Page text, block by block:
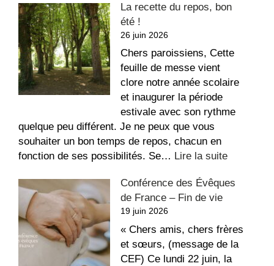
suite
dégradations
dans
l’église
Saint-
Étienne
La recette du repos, bon
été !
26 juin 2026
Chers paroissiens, Cette
feuille de messe vient
clore notre année scolaire
et inaugurer la période
estivale avec son rythme
quelque peu différent. Je ne peux que vous
souhaiter un bon temps de repos, chacun en
fonction de ses possibilités. Se… Lire la suite:
recette
bon
été
!
Conférence des Évêques
de France – Fin de vie
19 juin 2026
« Chers amis, chers frères
et sœurs, (message de la
CEF) Ce lundi 22 juin, la